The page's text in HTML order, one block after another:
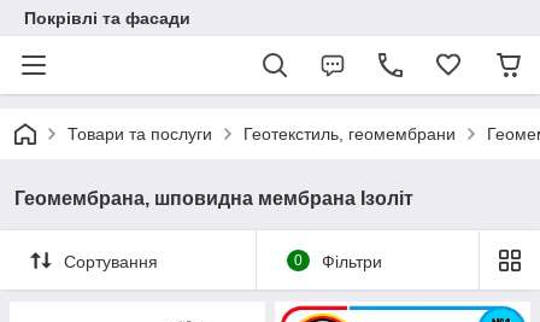
Покрівлі та фасади
Товари та послуги Геотекстиль, геомембрани
Геомембрана, шповидна мембрана Ізоліт
Сортування 0 Фільтри